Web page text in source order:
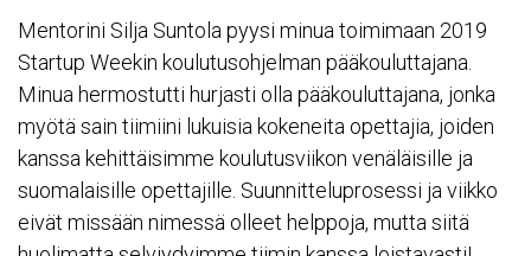
Mentorini Silja Suntola pyysi minua toimimaan 2019
Startup Weekin koulutusohjelman pääkouluttajana.
Minua hermostutti hurjasti olla pääkouluttajana, jonka
myötä sain tiimiini lukuisia kokeneita opettajia, joiden
kanssa kehittäisimme koulutusviikon venäläisille ja
suomalaisille opettajille. Suunnitteluprosessi ja viikko
eivät missään nimessä olleet helppoja, mutta siitä